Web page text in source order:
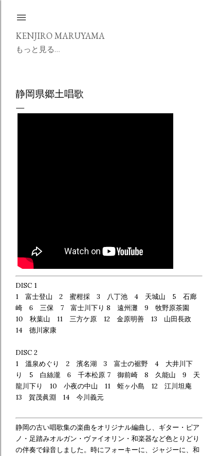
スキップしてメイン コンテンツに移動
KENJIRO MARUYAMA
もっと見る…
静岡県郷土唱歌
DISC 1
1 富士登山 2 蜜柑採 3 八丁池 4 天城山 5 石廊
崎 6 三保 7 富士川下り 8 遠州灘 9 牧野原茶園
10 秋葉山 11 三方ケ原 12 金原明善 13 山田長政
14 德川家康​
DISC 2
1 溫泉めぐり 2 濱名湖 3 富士の裾野 4 大井川下
り 5 白絲瀧 6 千本松原 7 御前崎 8 久能山 9 天
龍川下り 10 小夜の中山 11 蛭ヶ小島 12 江川坦庵
13 賀茂眞淵 14 今川義元
静岡の古い唱歌集の楽曲をオリジナル編曲し、ギター・ピア
ノ・足踏みオルガン・ヴァイオリン・和楽器など色とりどり
の伴奏で録音しました。時にフォーキーに、ジャジーに、和